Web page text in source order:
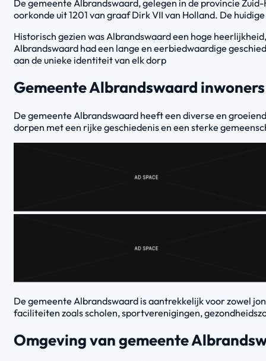
De gemeente Albrandswaard, gelegen in de provincie
oorkonde uit 1201 van graaf Dirk VII van Holland. De
Historisch gezien was Albrandswaard een hoge
Albrandswaard had een lange en eerbiedwaardige
aan de unieke identiteit van elk dorp
Gemeente Albrandswaard inwoners
De gemeente Albrandswaard heeft een diverse en
dorpen met een rijke geschiedenis en een sterke
De gemeente Albrandswaard is aantrekkelijk voor zowel
faciliteiten zoals scholen, sportverenigingen,
Omgeving van gemeente